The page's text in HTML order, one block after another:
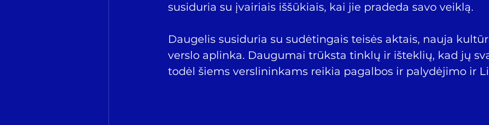
susiduria su įvairiais iššūkiais, kai jie pradeda savo veiklą.
Daugelis susiduria su sudėtingais teisės aktais, nauja
verslo aplinka. Daugumai trūksta tinklų ir išteklių, kad jų
todėl šiems verslininkams reikia pagalbos ir palydėjimo ir